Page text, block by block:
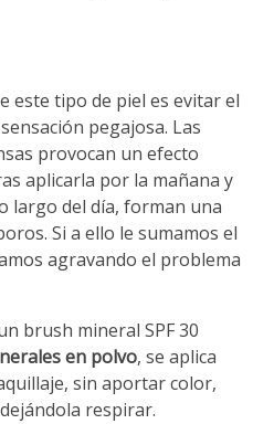
este tipo de piel es evitar el
pegajosa. Las
provocan un efecto
aplicarla por la mañana y
largo del día, forman una
Si a ello le sumamos el
agravando el problema
brush mineral SPF 30
en polvo, se aplica
sin aportar color,
respirar.